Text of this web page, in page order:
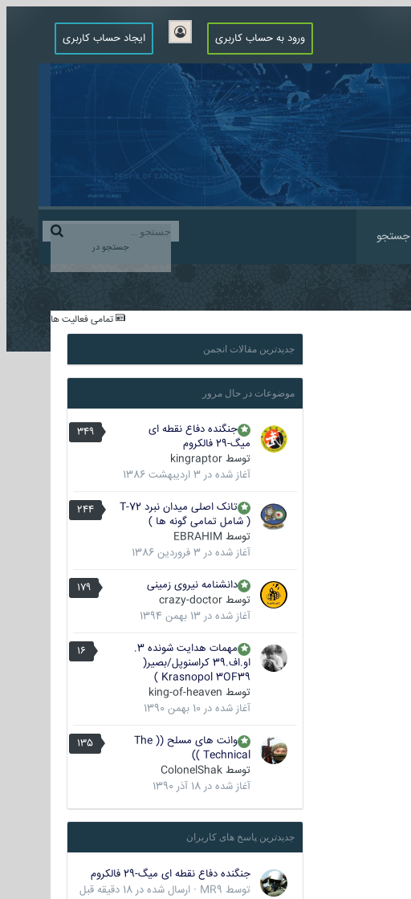
ورود به حساب کاربری ایجاد حساب کاربری
جستجو در
جستجو
تمامی فعالیت ها
جدیدترین مقالات انجمن
موضوعات در حال مرور
349
جنگنده دفاع نقطه ای
میگ-29 فالکروم
توسط kingraptor
آغاز شده در 3 اردیبهشت 1386
244
تانک اصلی میدان نبرد T-72
( شامل تمامی گونه ها )
توسط EBRAHIM
آغاز شده در 3 فروردین 1386
179
دانشنامه نیروی زمینی
توسط crazy-doctor
آغاز شده در 13 بهمن 1394
16
مهمات هدایت شونده 3.
او.اف.39 کراسنوپل/بصیر(
Krasnopol 3OF39 )
توسط king-of-heaven
آغاز شده در 10 بهمن 1390
135
وانت های مسلح (( The
Technical ))
توسط ColonelShak
آغاز شده در 18 آذر 1390
جدیدترین پاسخ های کاربران
جنگنده دفاع نقطه ای میگ-29 فالکروم
توسط MR9
· ارسال شده در 18 دقیقه قبل